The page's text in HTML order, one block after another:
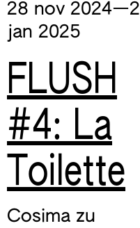
28 nov 2024
jan 2025
FLUSH
#4: La
Toilette
Cosima zu